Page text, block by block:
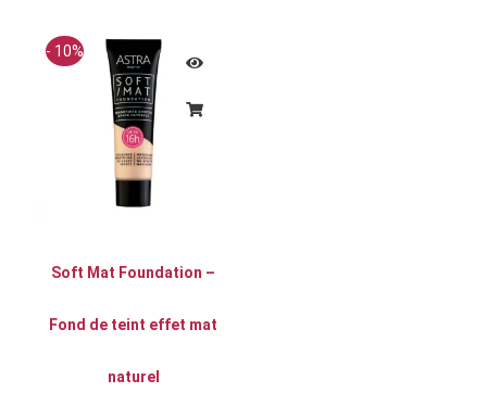
- 10%
Soft Mat Foundation –
Fond de teint effet mat
naturel